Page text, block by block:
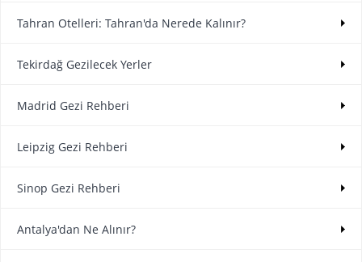
Tahran Otelleri: Tahran'da Nerede Kalınır?
Tekirdağ Gezilecek Yerler
Madrid Gezi Rehberi
Leipzig Gezi Rehberi
Sinop Gezi Rehberi
Antalya'dan Ne Alınır?